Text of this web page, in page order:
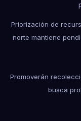
Priorización de
norte mantiene
Promoverán
busca